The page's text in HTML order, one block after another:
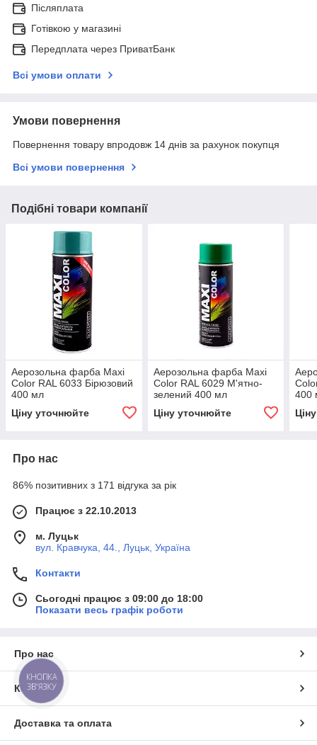
Післяплата
Готівкою у магазині
Передплата через ПриватБанк
Всі умови оплати
Умови повернення
Повернення товару впродовж 14 днів за рахунок покупця
Всі умови повернення
Подібні товари компанії
Аерозольна фарба Maxi
Color RAL 6033 Бірюзовий
400 мл
Ціну уточнюйте
Аерозольна фарба Maxi
Color RAL 6029 М'ятно-
зелений 400 мл
Ціну уточнюйте
400
Про нас
86% позитивних з 171 відгука за рік
Працює з 22.10.2013
м. Луцьк
вул. Кравчука, 44., Луцьк, Україна
Контакти
Сьогодні працює з 09:00 до 18:00
Показати весь графік роботи
Про нас
Контакти
Доставка та оплата
КНОПКА
ЗВ'ЯЗКУ